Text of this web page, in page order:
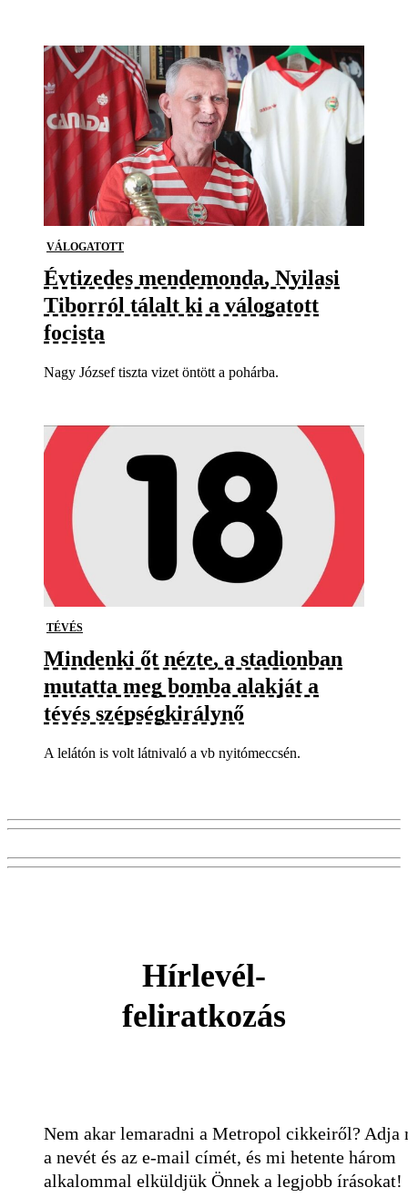
VÁLOGATOTT
Évtizedes mendemonda, Nyilasi
Tiborról tálalt ki a válogatott
focista
Nagy József tiszta vizet öntött a pohárba.
TÉVÉS
Mindenki őt nézte, a stadionban
mutatta meg bomba alakját a
tévés szépségkirálynő
A lelátón is volt látnivaló a vb nyitómeccsén.
Hírlevél-
feliratkozás
Nem akar lemaradni a Metropol cikkeiről? Adja
a nevét és az e-mail címét, és mi hetente három
alkalommal elküldjük Önnek a legjobb írásokat!